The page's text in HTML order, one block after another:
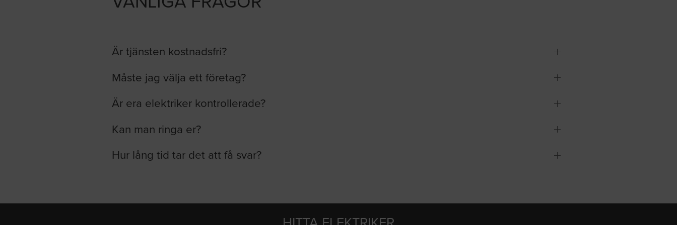
Är tjänsten kostnadsfri?
Måste jag välja ett företag?
Är era elektriker kontrollerade?
Kan man ringa er?
Hur lång tid tar det att få svar?